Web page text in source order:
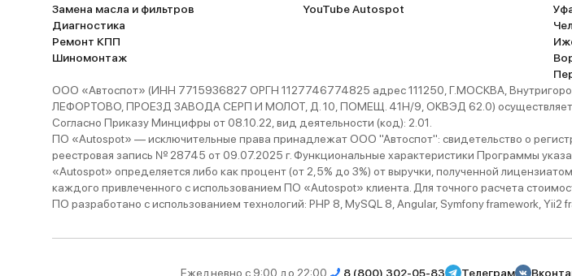
Замена масла и фильтров
Диагностика
Ремонт КПП
Шиномонтаж
YouTube Autospot
ООО «Автоспот» (ИНН 7715936827 ОРГН 1127746774825 адрес 111250, Г.МОСКВА,
ЛЕФОРТОВО, ПРОЕЗД ЗАВОДА СЕРП И МОЛОТ, Д. 10, ПОМЕЩ. 41Н/9, ОКВЭД 62.0) осуществляет
Согласно Приказу Минцифры от 08.10.22, вид деятельности (код): 2.01.
ПО «Autospot» — исключительные права принадлежат ООО "Автоспот": свидетельство о
реестровая запись № 28745 от 09.07.2025 г. Функциональные характеристики Программы
«Autospot» определяется либо как процент (от 2,5% до 3%) от выручки, полученной
каждого привлеченного с использованием ПО «Autospot» клиента. Для точного расчета
ПО разработано с использованием технологий: PHP 8, MySQL 8, Angular, Symfony framework, Yii2
Ежедневно с 9:00 до 22:00 8 (800) 302-05-83 Телеграм